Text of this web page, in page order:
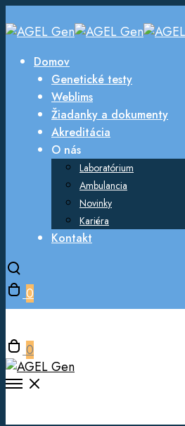
Domov
Genetické testy
Weblims
Žiadanky a dokumenty
Akreditácia
O nás
Laboratórium
Ambulancia
Novinky
Kariéra
Kontakt
Toggle
search
modal
Toggle
cart
0
Open
cart
0
Open